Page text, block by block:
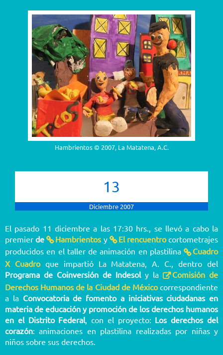
Hambrientos © 2007, La Matatena, A.C.
13
Diciembre 2007
El pasado 11 diciembre a las 17:30 hrs., se llevó a cabo la
premier de Hambrientosy El rencuentrocortometrajes
producidos en el taller de animación en plastilina
Cuadro
X Cuadroque impartió La Matatena, A. C., dentro del
Programa de Coinversión de Indesoly la
Comisión de
Derechos Humanos de la Ciudad de Méxicocorrespondiente
a la Convocatoria de fomento a iniciativas ciudadanas en
materia de educación y promoción de los derechos humanos
en el Distrito Federal, con el proyecto: Los derechos del
corazón: animaciones en plastilina realizadas por niñas y
niños sobre sus derechos.